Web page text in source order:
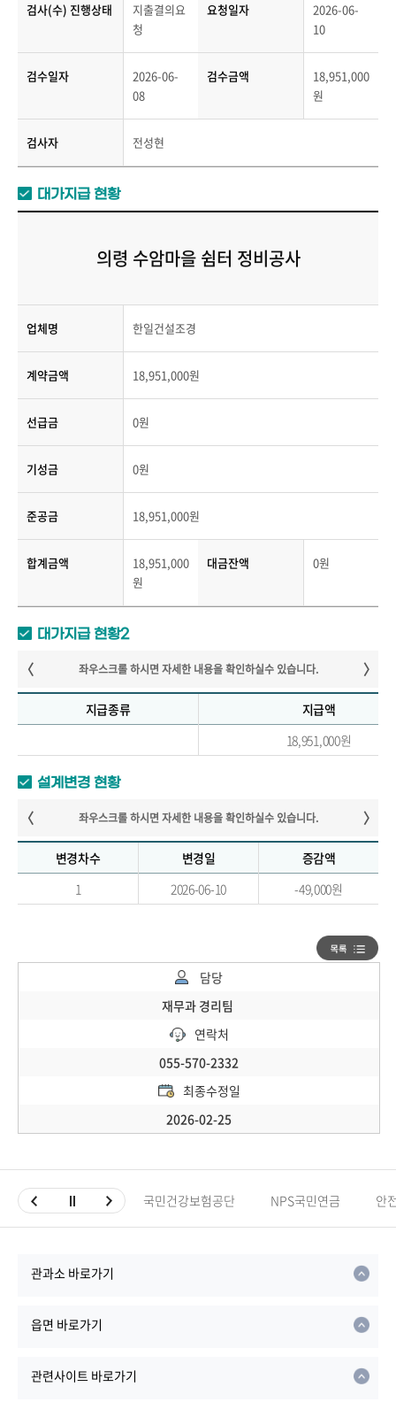
검사(수) 진행상태
지출결의요
청
요청일자
2026-06-
10
검수일자
2026-06-
08
검수금액
18,951,000
원
검사자 전성현
대가지급 현황
의령 수암마을 쉼터 정비공사
업체명 한일건설조경
계약금액 18,951,000원
선급금 0원
기성금 0원
준공금 18,951,000원
합계금액
18,951,000
원
대금잔액 0원
대가지급 현황2
지급종류
지급액
18,951,000원
설계변경 현황
변경차수 변경일
증감액
1
2026-06-10 -49,000원
담당
재무과 경리팀
연락처
055-570-2332
최종수정일
2026-02-25
국민건강보험공단 NPS국민연금 안
관과소 바로가기
읍면 바로가기
관련사이트 바로가기